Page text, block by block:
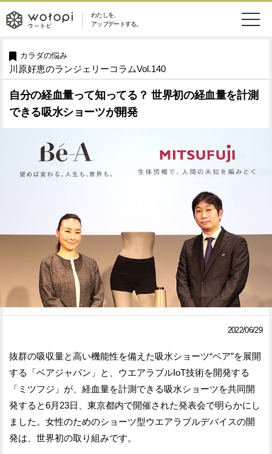
わたしを、
アップデートする。
wotopi
-
ウ
ー
ト
メ
ニ
ュ
恋愛・結婚
美容・コスメ 妊娠・出産
健康
ライフスタイル ファッション
ソーシャル SDGs
ウートピとは？
Facebook
ェ
ア
す
る
Twitter
ア
す
る
カラダの悩み
川原好恵のランジェリーコラムVol.140
自分の経血量って知ってる？ 世界初の経血量を計測
できる吸水ショーツが開発
2022/06/29
抜群の吸収量と高い機能性を備えた吸水ショーツ“ベア”を展開
する「ベアジャパン」と、ウエアラブルIoT技術を開発する
「ミツフジ」が、経血量を計測できる吸水ショーツを共同開
発すると6月23日、東京都内で開催された発表会で明らかにし
ました。女性のためのショーツ型ウエアラブルデバイスの開
発は、世界初の取り組みです。